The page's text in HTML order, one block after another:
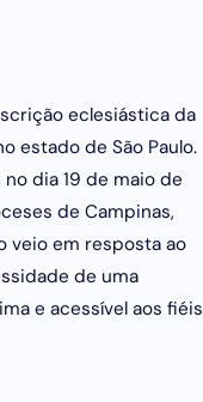
eclesiástica da
estado de São Paulo.
dia 19 de maio de
de Campinas,
veio em resposta ao
de uma
e acessível aos fiéis